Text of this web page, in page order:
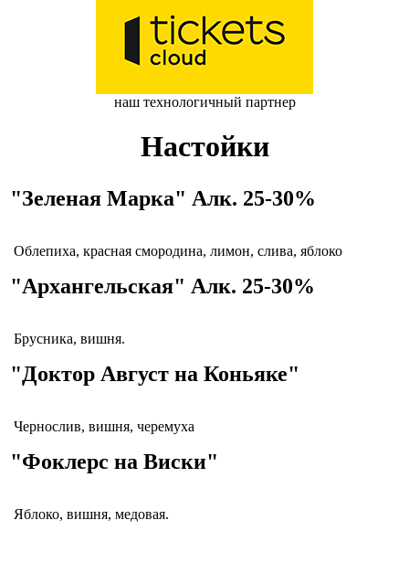
наш технологичный партнер
Настойки
"Зеленая Марка" Алк. 25-30%
Облепиха, красная смородина, лимон, слива, яблоко
"Архангельская" Алк. 25-30%
Брусника, вишня.
"Доктор Август на Коньяке"
Чернослив, вишня, черемуха
"Фоклерс на Виски"
Яблоко, вишня, медовая.